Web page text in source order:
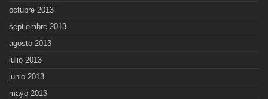
octubre 2013
septiembre 2013
agosto 2013
julio 2013
junio 2013
mayo 2013